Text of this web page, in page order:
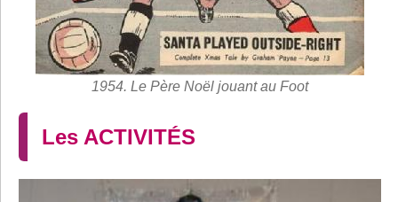
1954. Le Père Noël jouant au Foot
Les ACTIVITÉS